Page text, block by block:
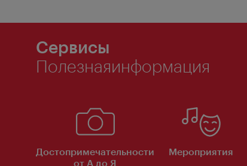
Сервисы
Полезнаяинформация
Достопримечательности
от А до Я
Мероприятия